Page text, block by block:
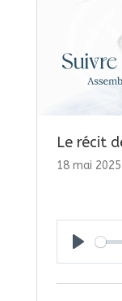
Le récit
18 mai 2025